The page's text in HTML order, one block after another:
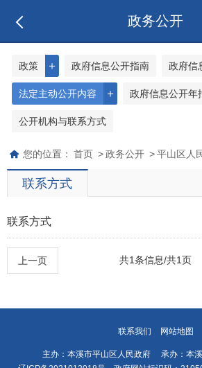
政务公开
＋
政策 政府信息公开指南 政府信
＋
法定主动公开内容 政府信息公开年
公开机构与联系方式
您的位置： 首页 > 政务公开 > 平山区人
联系方式
联系方式
上一页 共1条信息/共1页
联系我们 网站地图
主办：本溪市平山区人民政府 承办：本